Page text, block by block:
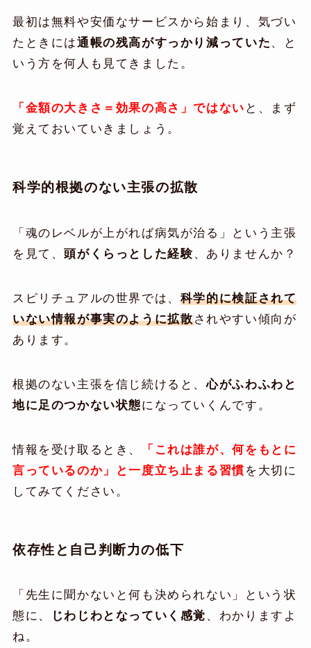
最初は無料や安価なサービスから始まり、気づい
たときには通帳の残高がすっかり減っていた 、と
いう方を何人も見てきました。
「金額の大きさ＝効果の高さ」ではない と、まず
覚えておいていきましょう。
科学的根拠のない主張の拡散
「魂のレベルが上がれば病気が治る」という主張
を見て、頭がくらっとした経験、ありませんか？
スピリチュアルの世界では、 科学的に検証されて
いない情報が事実のように拡散されやすい傾向が
あります。
根拠のない主張を信じ続けると、心がふわふわと
地に足のつかない状態になっていくんです。
情報を受け取るとき、
「これは誰が、何をもとに
言っているのか」と一度立ち止まる習慣 を大切に
してみてください。
依存性と自己判断力の低下
「先生に聞かないと何も決められない」という状
態に、
じわじわとなっていく感覚 、わかりますよ
ね。